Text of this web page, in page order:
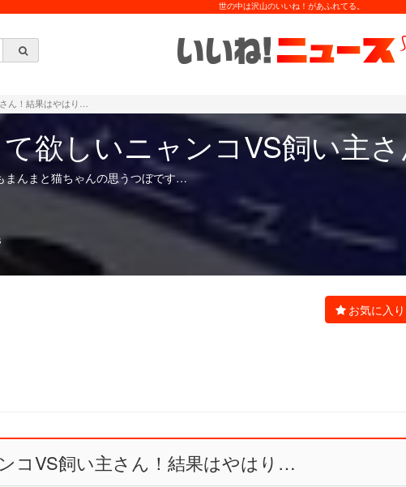
世の中は沢山のいいね！があふれてる。
ん！結果はやはり…
欲しいニャンコVS飼い主
まんまと猫ちゃんの思うつぼです…
お気に入
コVS飼い主さん！結果はやはり…